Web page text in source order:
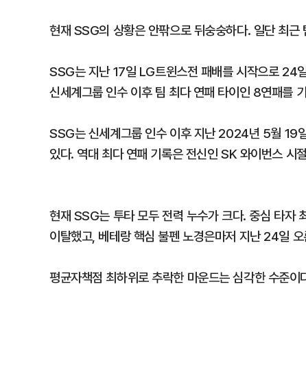
현재 SSG의 상황은 안팎으로 뒤숭숭하다. 일단 최근
SSG는 지난 17일 LG트윈스전 패배를 시작으로 24
신세계그룹 인수 이후 팀 최다 연패 타이인 8연패를
SSG는 신세계그룹 인수 이후 지난 2024년 5월 19
있다. 역대 최다 연패 기록은 전신인 SK 와이번스 시
현재 SSG는 투타 모두 전력 누수가 크다. 중심 타자
이탈했고, 베테랑 핵심 불펜 노경은마저 지난 24일
평균자책점 최하위로 추락한 마운드는 심각한 수준이